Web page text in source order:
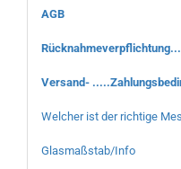
AGB
Versand-
Welcher ist der richtige
Glasmaßstab/Info